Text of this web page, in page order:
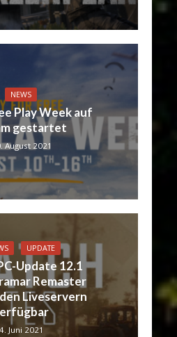
NEWS
Play Week auf
gestartet
August 2021
UPDATE
Update 12.1
Remaster
Liveservern
4. Juni 2021